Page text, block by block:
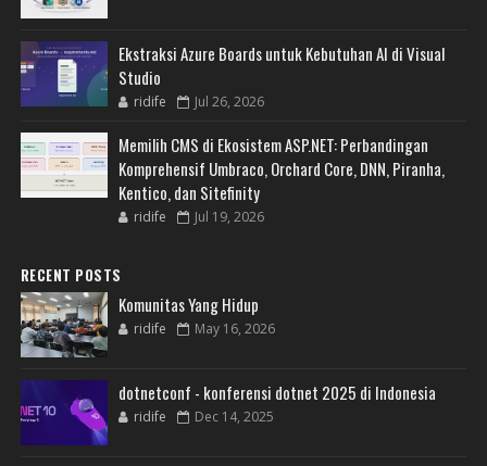
Ekstraksi Azure Boards untuk Kebutuhan AI di Visual
Studio
ridife Jul 26, 2026
Memilih CMS di Ekosistem ASP.NET: Perbandingan
Komprehensif Umbraco, Orchard Core, DNN, Piranha,
Kentico, dan Sitefinity
ridife Jul 19, 2026
RECENT POSTS
Komunitas Yang Hidup
ridife May 16, 2026
dotnetconf - konferensi dotnet 2025 di Indonesia
ridife Dec 14, 2025